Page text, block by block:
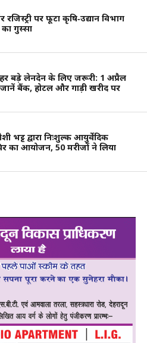
रजिस्ट्री पर फूटा कृषि‑उद्यान विभाग
का गुस्सा
बड़े लेनदेन के लिए जरूरी: 1 अप्रैल
बैंक, होटल और गाड़ी खरीद पर
भट्ट द्वारा निःशुल्क आयुर्वेदिक
का आयोजन, 50 मरीजों ने लिया